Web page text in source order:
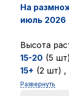
На
июль 2026
Высота
15-20 (5
15+ (2 шт) ,
Развернуть